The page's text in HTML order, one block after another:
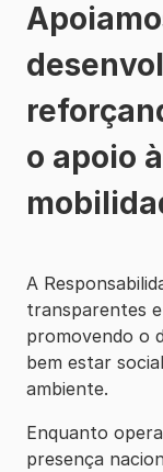
o apoio
A
transparentes
promovendo o
bem estar
ambiente.
Enquanto
presença